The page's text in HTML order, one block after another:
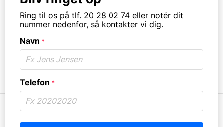
Maskiner
Koge/varme/stege
Bageri
Opvask
Opbevaring
Virksomhedstype
Ring til os på tlf. 20 28 02 74 eller notér dit
nummer nedenfor, så kontakter vi dig.
Navn *
Telefon *